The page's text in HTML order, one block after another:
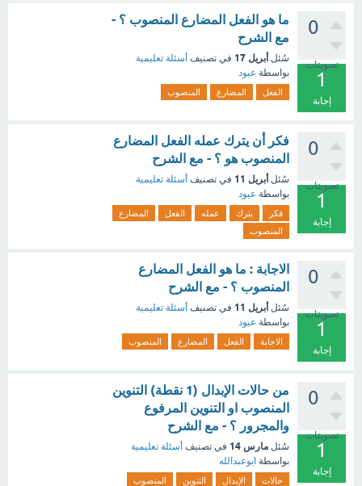
0
تصويتات
1
إجابة
ما هو الفعل المضارع المنصوب ؟ -
مع الشرح
سُئل أبريل 17 في تصنيف أسئلة تعليمية
بواسطة عبود
الفعل المضارع المنصوب
0
تصويتات
1
إجابة
فكر أن يترك عمله الفعل المضارع
المنصوب هو ؟ - مع الشرح
سُئل أبريل 11 في تصنيف أسئلة تعليمية
بواسطة عبود
فكر يترك عمله الفعل
المضارع
المنصوب
0
تصويتات
1
إجابة
الاجابة : ما هو الفعل المضارع
المنصوب ؟ - مع الشرح
سُئل أبريل 11 في تصنيف أسئلة تعليمية
بواسطة عبود
الاجابة الفعل المضارع المنصوب
0
تصويتات
1
إجابة
من حالات الإبدال (1 نقطة) التنوين
المنصوب او التنوين المرفوع
والمجرور ؟ - مع الشرح
سُئل مارس 14 في تصنيف أسئلة تعليمية
بواسطة ابوعبدالله
حالات الإبدال التنوين
المنصوب